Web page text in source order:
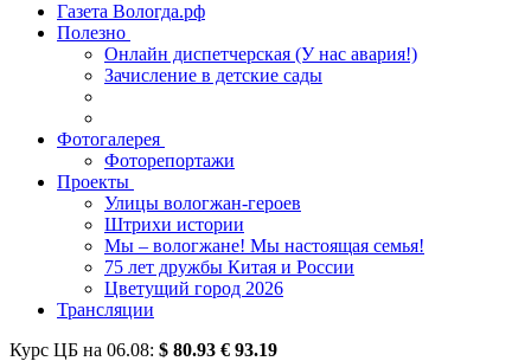
Газета Вологда.рф
Полезно
Онлайн диспетчерская (У нас авария!)
Зачисление в детские сады
Фотогалерея
Фоторепортажи
Проекты
Улицы вологжан-героев
Штрихи истории
Мы – вологжане! Мы настоящая семья!
75 лет дружбы Китая и России
Цветущий город 2026
Трансляции
Курс ЦБ на 06.08: $ 80.93 € 93.19